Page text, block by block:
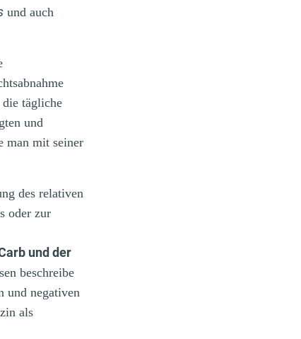
und auch
tägliche
und
man mit seiner
des relativen
oder zur
und der
beschreibe
und negativen
als